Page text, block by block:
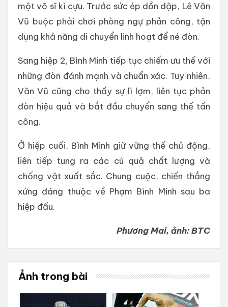
một võ sĩ kì cựu. Trước sức ép dồn dập, Lê Văn
Vũ buộc phải chơi phòng ngự phản công, tận
dụng khả năng di chuyển linh hoạt để né đòn.
Sang hiệp 2, Bình Minh tiếp tục chiếm ưu thế với
những đòn đánh mạnh và chuẩn xác. Tuy nhiên,
Văn Vũ cũng cho thấy sự lì lợm, liên tục phản
đòn hiệu quả và bắt đầu chuyển sang thế tấn
công.
Ở hiệp cuối, Bình Minh giữ vững thế chủ động,
liên tiếp tung ra các cú quả chất lượng và
chống vật xuất sắc. Chung cuộc, chiến thắng
xứng đáng thuộc về Phạm Bình Minh sau ba
hiệp đấu.
Phương Mai, ảnh: BTC
Ảnh trong bài